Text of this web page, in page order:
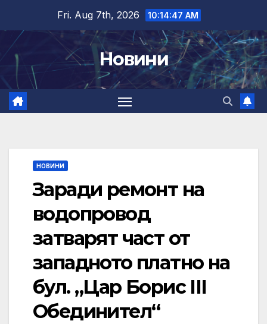
content
Fri. Aug 7th, 2026 10:14:48 AM
Новини
НОВИНИ
Заради ремонт на
водопровод
затварят част от
западното платно на
бул. „Цар Борис III
Обединител“